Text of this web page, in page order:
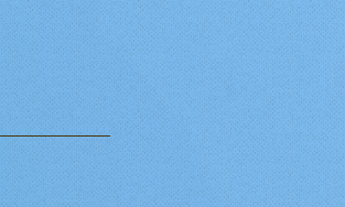
事
記事
の記事